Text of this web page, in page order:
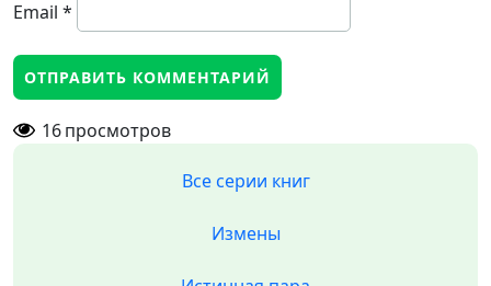
Email *
16просмотров
Все серии книг
Измены